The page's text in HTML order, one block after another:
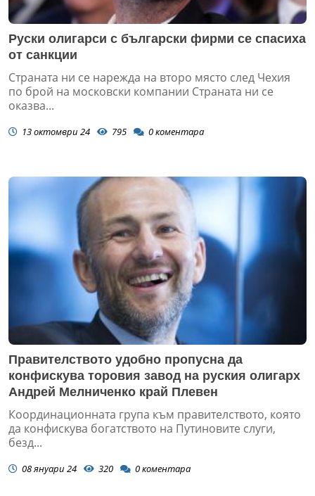
Руски олигарси с български фирми се спасиха
от санкции
Страната ни се нарежда на второ място след Чехия
по брой на московски компании Страната ни се
оказва...
13 октомври 24 795 0коментара
Правителството удобно пропусна да
конфискува торовия завод на руския олигарх
Андрей Мелниченко край Плевен
Координационната група към правителството, която
да конфискува богатството на Путиновите слуги,
безд...
08 януари 24 320 0коментара